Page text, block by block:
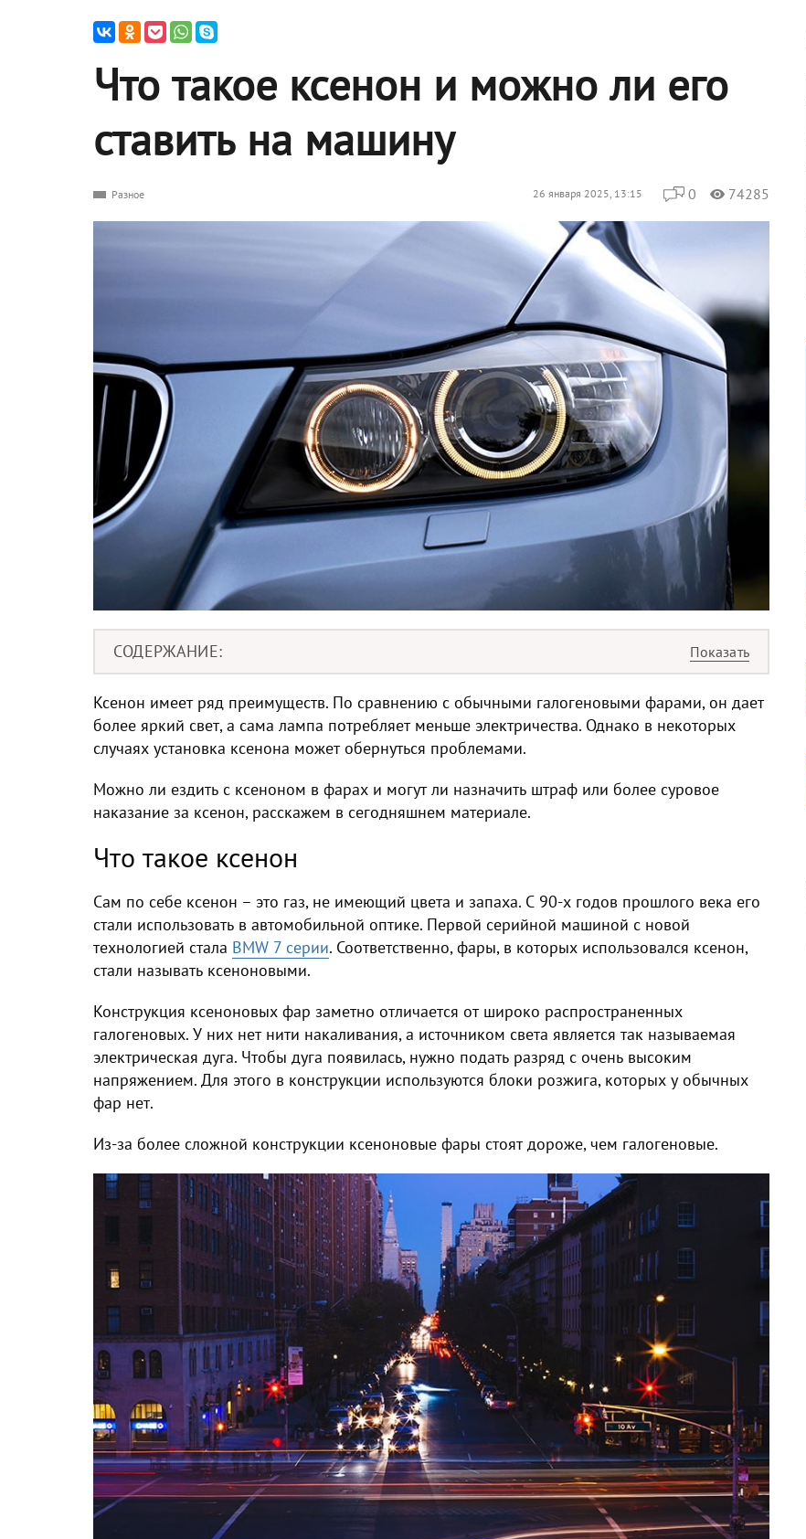
Что такое ксенон и можно ли его
ставить на машину
Разное 26 января 2025, 13:15 0 74285
СОДЕРЖАНИЕ
Ксенон имеет ряд преимуществ. По сравнению с обычными галогеновыми фарами, он дает
более яркий свет, а сама лампа потребляет меньше электричества. Однако в некоторых
случаях установка ксенона может обернуться проблемами.
Можно ли ездить с ксеноном в фарах и могут ли назначить штраф или более суровое
наказание за ксенон, расскажем в сегодняшнем материале.
Что такое ксенон
Сам по себе ксенон – это газ, не имеющий цвета и запаха. С 90-х годов прошлого века его
стали использовать в автомобильной оптике. Первой серийной машиной с новой
технологией стала BMW 7 серии. Соответственно, фары, в которых использовался ксенон,
стали называть ксеноновыми.
Конструкция ксеноновых фар заметно отличается от широко распространенных
галогеновых. У них нет нити накаливания, а источником света является так называемая
электрическая дуга. Чтобы дуга появилась, нужно подать разряд с очень высоким
напряжением. Для этого в конструкции используются блоки розжига, которых у обычных
фар нет.
Из-за более сложной конструкции ксеноновые фары стоят дороже, чем галогеновые.